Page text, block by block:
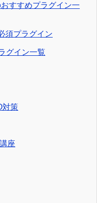
すすめプラグイン一
須プラグイン
グイン一覧
対策
座